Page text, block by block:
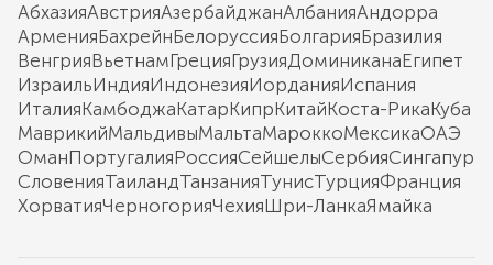
АбхазияАвстрияАзербайджанАлбанияАндорра
АрменияБахрейнБелоруссияБолгарияБразилия
ВенгрияВьетнамГрецияГрузияДоминиканаЕгипет
ИзраильИндияИндонезияИорданияИспания
ИталияКамбоджаКатарКипрКитайКоста-РикаКуба
МаврикийМальдивыМальтаМароккоМексикаОАЭ
ОманПортугалияРоссияСейшелыСербияСингапур
СловенияТаиландТанзанияТунисТурцияФранция
ХорватияЧерногорияЧехияШри-ЛанкаЯмайка